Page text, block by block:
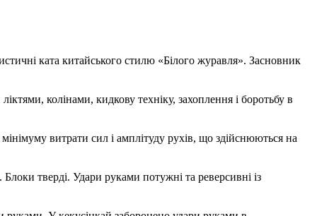
ката китайського стилю «Білого журавля». Засновник
колінами, кидкову техніку, захоплення і боротьбу в
витрати сил і амплітуду рухів, що здійснюються на
тверді. Удари руками потужні та реверсивні із